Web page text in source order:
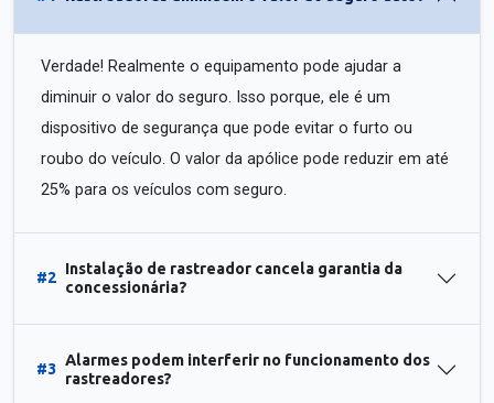
Verdade! Realmente o equipamento pode ajudar a
diminuir o valor do seguro. Isso porque, ele é um
dispositivo de segurança que pode evitar o furto ou
roubo do veículo. O valor da apólice pode reduzir em até
25% para os veículos com seguro.
#2
Instalação de rastreador cancela garantia da
concessionária?
#3
Alarmes podem interferir no funcionamento dos
rastreadores?